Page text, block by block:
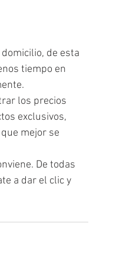
de esta
tiempo en
los precios
exclusivos,
mejor se
De todas
a dar el clic y